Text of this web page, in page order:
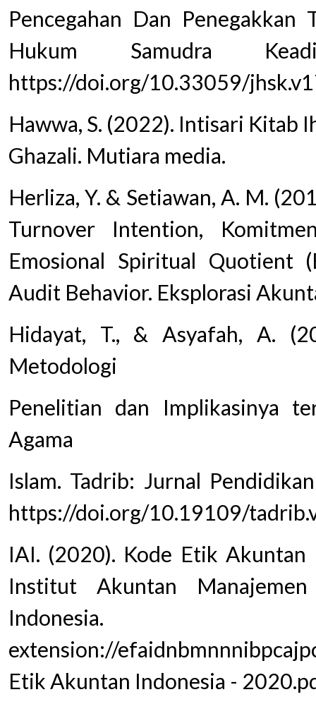
Pencegahan Dan
Hukum Samudra
https://doi.org/10.33059/
Hawwa, S. (2022). Intisari Kitab
Ghazali. Mutiara media.
Herliza, Y. & Setiawan, A. M.
Turnover Intention,
Emosional Spiritual Quotient
Audit Behavior. Eksplorasi
Hidayat, T., & Asyafah, A.
Metodologi
Penelitian dan Implikasinya
Agama
Islam. Tadrib: Jurnal
https://doi.org/10.19109/
IAI. (2020). Kode Etik
Institut Akuntan
extension://
Etik Akuntan Indonesia -